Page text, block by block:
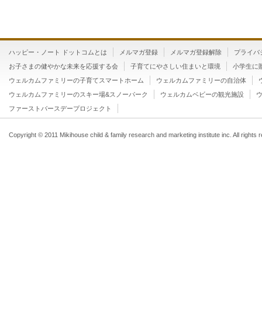
ハッピー・ノート ドットコムとは メルマガ登録 メルマガ登録解除
プライバ
お子さまの健やかな未来を応援する会
子育てにやさしい住まいと環境
小学生に
ウェルカムファミリーの子育てスマートホーム
ウェルカムファミリーの自治体
ウェルカムファミリーのスキー場&スノーパーク
ウェルカムベビーの観光施設
ファーストバースデープロジェクト
Copyright © 2011 Mikihouse child & family research and marketing institute inc. All rights